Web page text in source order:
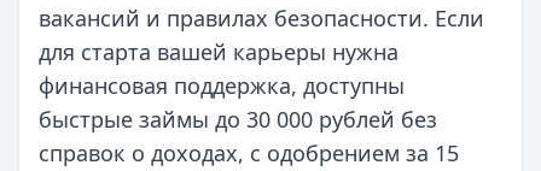
вакансий и правилах безопасности. Если
для старта вашей карьеры нужна
финансовая поддержка, доступны
быстрые займы до 30 000 рублей без
справок о доходах, с одобрением за 15